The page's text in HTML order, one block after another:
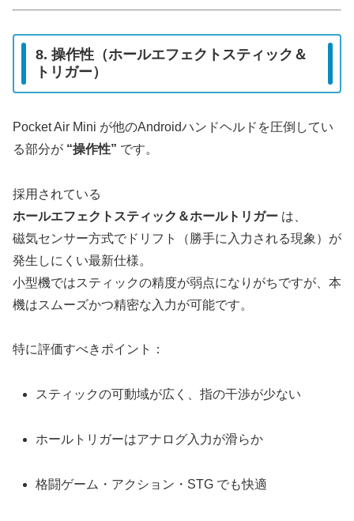
8. 操作性（ホールエフェクトスティック＆
トリガー）
Pocket Air Mini が他のAndroidハンドヘルドを圧倒してい
る部分が “操作性” です。
採用されている
ホールエフェクトスティック＆ホールトリガー は、
磁気センサー方式でドリフト（勝手に入力される現象）が
発生しにくい最新仕様。
小型機ではスティックの精度が弱点になりがちですが、本
機はスムーズかつ精密な入力が可能です。
特に評価すべきポイント：
スティックの可動域が広く、指の干渉が少ない
ホールトリガーはアナログ入力が滑らか
格闘ゲーム・アクション・STG でも快適